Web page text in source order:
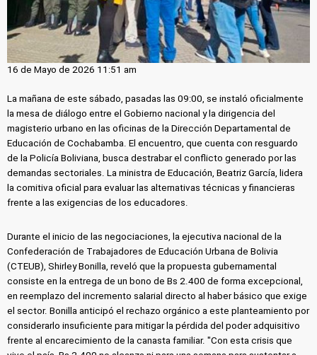
16 de Mayo de 2026 11:51 am
La mañana de este sábado, pasadas las 09:00, se instaló oficialmente
la mesa de diálogo entre el Gobierno nacional y la dirigencia del
magisterio urbano en las oficinas de la Dirección Departamental de
Educación de Cochabamba. El encuentro, que cuenta con resguardo
de la Policía Boliviana, busca destrabar el conflicto generado por las
demandas sectoriales. La ministra de Educación, Beatriz García, lidera
la comitiva oficial para evaluar las alternativas técnicas y financieras
frente a las exigencias de los educadores.
Durante el inicio de las negociaciones, la ejecutiva nacional de la
Confederación de Trabajadores de Educación Urbana de Bolivia
(CTEUB), Shirley Bonilla, reveló que la propuesta gubernamental
consiste en la entrega de un bono de Bs 2.400 de forma excepcional,
en reemplazo del incremento salarial directo al haber básico que exige
el sector. Bonilla anticipó el rechazo orgánico a este planteamiento por
considerarlo insuficiente para mitigar la pérdida del poder adquisitivo
frente al encarecimiento de la canasta familiar. "Con esta crisis que